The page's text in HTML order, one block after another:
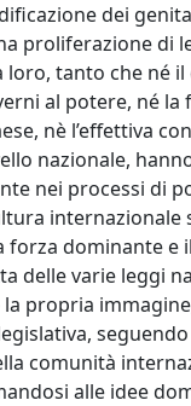
dei
proliferazione di
loro, tanto che né il
al potere, né la
nè l’effettiva
nazionale,
nei processi di
internazionale
forza dominante e
delle varie leggi
propria
comunità
alle idee